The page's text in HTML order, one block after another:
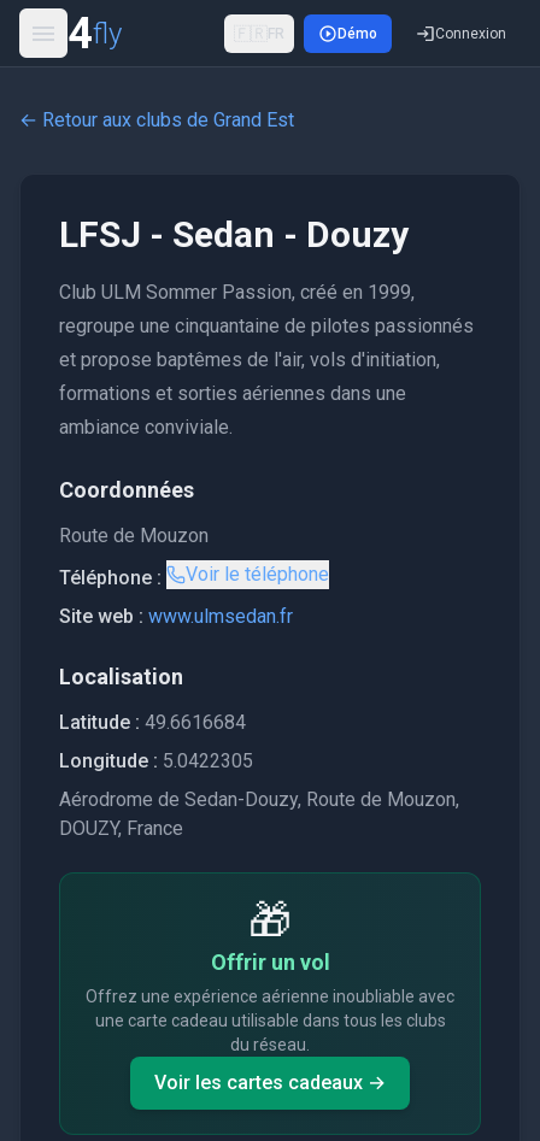
4fly 🇫🇷 FR Démo Connexion
← Retour aux clubs de Grand Est
LFSJ - Sedan - Douzy
Club ULM Sommer Passion, créé en 1999,
regroupe une cinquantaine de pilotes passionnés
et propose baptêmes de l'air, vols d'initiation,
formations et sorties aériennes dans une
ambiance conviviale.
Coordonnées
Route de Mouzon
Téléphone :
Voir le téléphone
Site web : www.ulmsedan.fr
Localisation
Latitude : 49.6616684
Longitude : 5.0422305
Aérodrome de Sedan-Douzy, Route de Mouzon,
DOUZY, France
🎁
Offrir un vol
Offrez une expérience aérienne inoubliable avec
une carte cadeau utilisable dans tous les clubs
du réseau.
Voir les cartes cadeaux →